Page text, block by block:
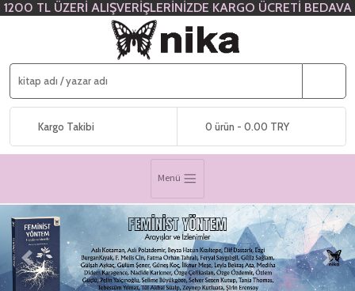
1200 TL ÜZERİ ALIŞVERİŞLERİNİZDE KARGO ÜCRETİ BEDAVA
Kargo Takibi 0 ürün - 0.00 TRY
Menü
Previous Next